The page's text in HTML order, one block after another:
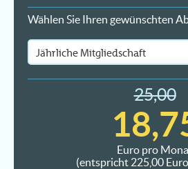
Wählen Sie Ihren gewünschten
25,00
Euro pro
(entspricht 225,00